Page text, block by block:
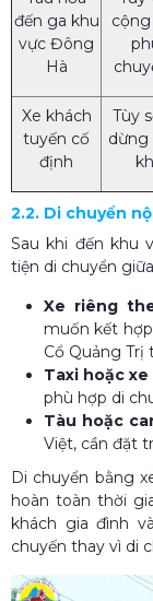
đến ga khu
vực Đông
Hà
cộng
Xe khách
tuyến cố
định
Tùy
dừng
2.2. Di chuyển
Sau khi đến khu
tiện di chuyển
Xe riêng
muốn kết hợp
Cổ Quảng Trị
Taxi hoặc
phù hợp di
Tàu hoặc
Việt, cần đặt
Di chuyển bằng
hoàn toàn thời
khách gia đình
chuyến thay vì di